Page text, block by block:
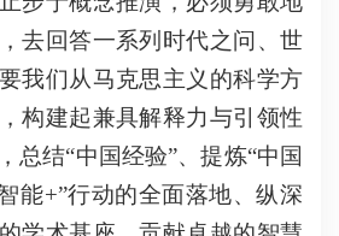
去回答一系列时代之问、世
我们从马克思主义的科学方
构建起兼具解释力与引领性
总结“中国经验”、提炼“中国
能+”行动的全面落地、纵深